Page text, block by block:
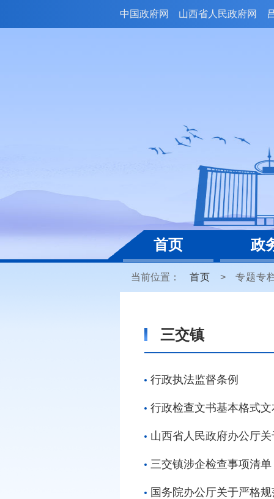
中国政府网 山西省人民政府网
首页 政
当前位置： 首页 > 专题专
三交镇
行政执法监督条例
行政检查文书基本格式
山西省人民政府办公厅
三交镇涉企检查事项清单
国务院办公厅关于严格